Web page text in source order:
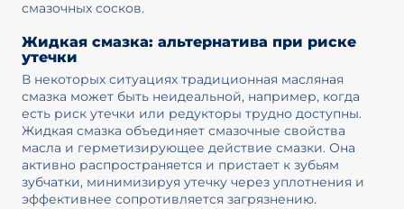
смазочных сосков.
Жидкая смазка: альтернатива при риске
утечки
В некоторых ситуациях традиционная масляная
смазка может быть неидеальной, например, когда
есть риск утечки или редукторы трудно доступны.
Жидкая смазка объединяет смазочные свойства
масла и герметизирующее действие смазки. Она
активно распространяется и пристает к зубьям
зубчатки, минимизируя утечку через уплотнения и
эффективнее сопротивляется загрязнению.